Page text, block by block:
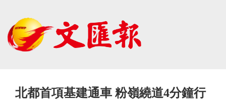
北都首項基建通車 粉嶺繞道4分鐘行